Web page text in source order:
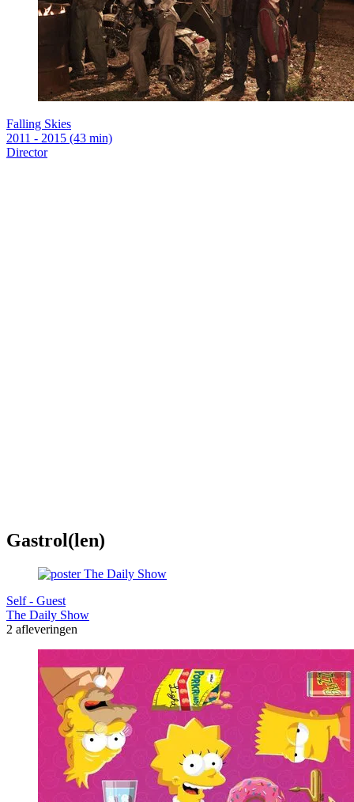
Falling Skies
2011 - 2015 (43 min)
Director
Gastrol(len)
Self - Guest
The Daily Show
2 afleveringen